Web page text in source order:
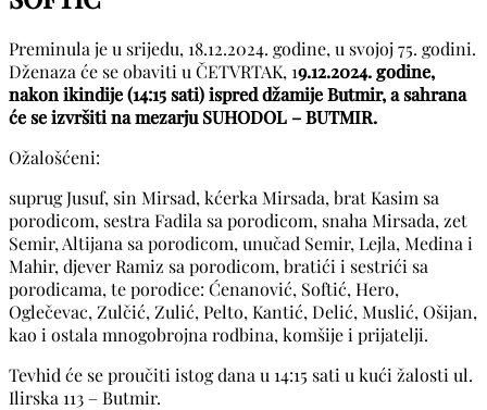
Preminula je u srijedu, 18.12.2024. godine, u svojoj 75. godini.
Dženaza će se obaviti u ČETVRTAK, 19.12.2024. godine,
nakon ikindije (14:15 sati) ispred džamije Butmir, a sahrana
će se izvršiti na mezarju SUHODOL –BUTMIR.
Ožalošćeni:
suprug Jusuf, sin Mirsad, kćerka Mirsada, brat Kasim sa
porodicom, sestra Fadila sa porodicom, snaha Mirsada, zet
Semir, Altijana sa porodicom, unučad Semir, Lejla, Medina i
Mahir, djever Ramiz sa porodicom, bratići i sestrići sa
porodicama, te porodice: Ćenanović, Softić, Hero,
Oglečevac, Zulčić, Zulić, Pelto, Kantić, Delić, Muslić, Ošijan,
kao i ostala mnogobrojna rodbina, komšije i prijatelji.
Tevhid će se proučiti istog dana u 14:15 sati u kući žalosti ul.
Ilirska 113 – Butmir.